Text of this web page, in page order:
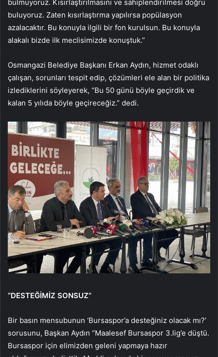
bulmuyoruz. Kısırlaştırılmasını ve sahiplendirilmesi doğru
buluyoruz. Zaten kısırlaştırma yapılırsa popülasyon
azalacaktır. Bu konuyla ilgili bir fon kurulsun. Bu konuyla
alakalı bizde ilk meclisimizde konuştuk.”
Osmangazi Belediye Başkanı Erkan Aydın, hizmet odaklı
çalışan, sorunları tespit edip, çözümleri ele alan bir politika
izlediklerini söyleyerek, “Bu 50 günü böyle geçirdik ve
kalan 5 yılıda böyle geçireceğiz.” dedi.
“DESTEĞİMİZ SONSUZ”
Bir basın mensubunun ‘Bursaspor’a desteğiniz olacak mı?’
sorusunu, Başkan Aydın “Maalesef Bursaspor 3.lig’e düştü.
Bursaspor için elimizden geleni yapmaya hazır